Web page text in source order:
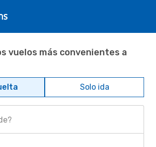
vuelos más convenientes a
Solo ida